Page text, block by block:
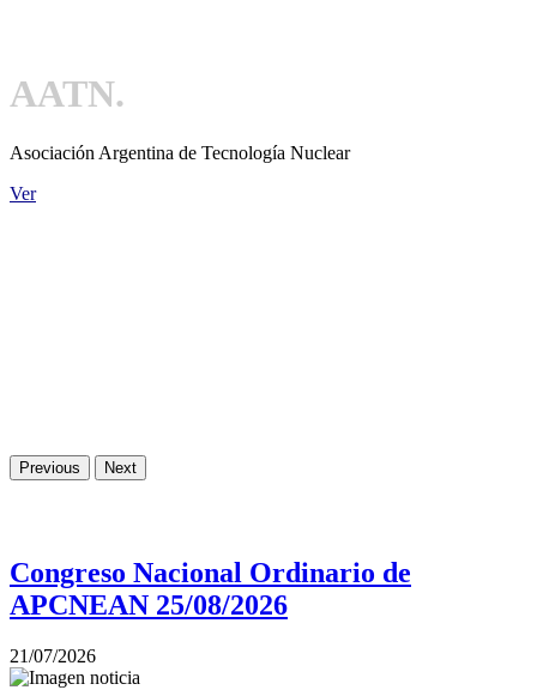
AATN.
Asociación Argentina de Tecnología Nuclear
Ver
Previous Next
Congreso Nacional Ordinario de
APCNEAN 25/08/2026
21/07/2026